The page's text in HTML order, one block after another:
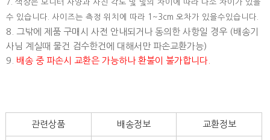
7. 색상은 모니터 사양과 사진 각도 및 빛의 차이에 따라 다소 차이가 있을
수 있습니다. 사이즈는 측정 위치에 따라 1~3cm 오차가 있을수있습니다.
8. 그밖에 제품 구매시 사전 안내되거나 동의한 사항일 경우 (배송기
사님 계실때 물건 검수한건에 대해서만 파손교환가능)
9. 배송 중 파손시 교환은 가능하나 환불이 불가합니다.
관련상품 배송정보 교환정보